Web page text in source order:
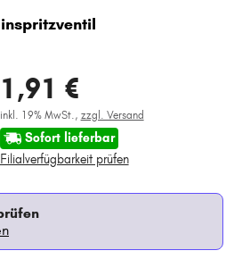
1,91 €
inkl. 19% MwSt., zzgl. Versand
Sofort lieferbar
Filialverfügbarkeit prüfen